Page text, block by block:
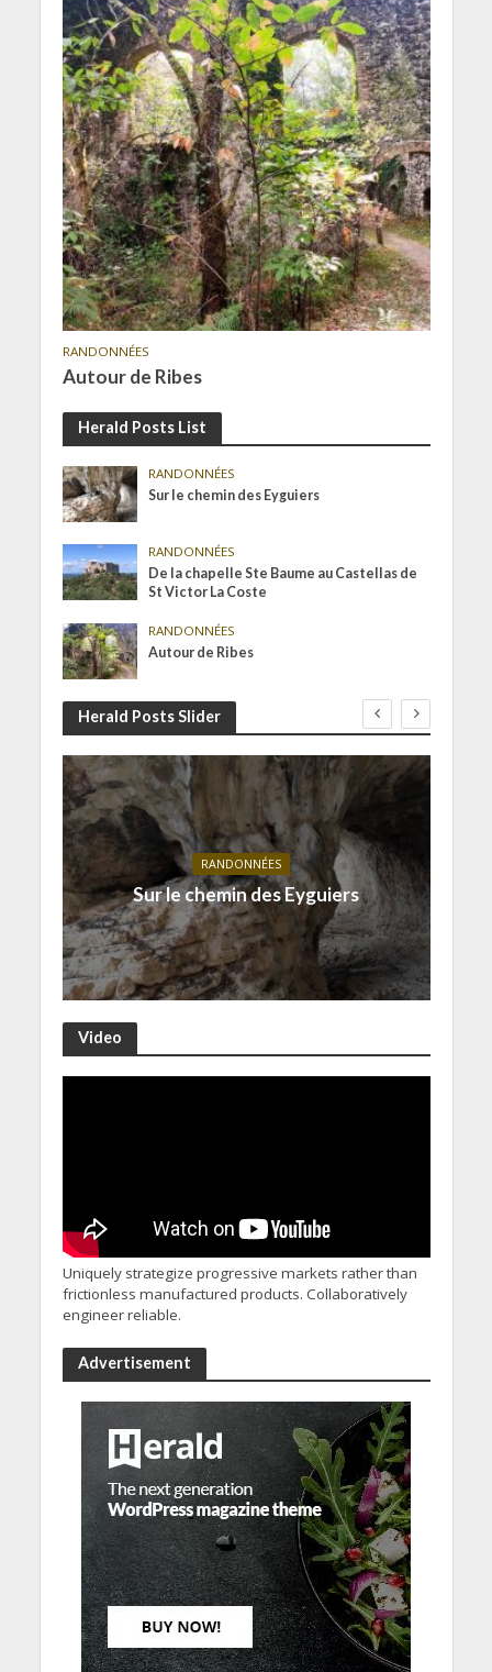
RANDONNÉES
Autour de Ribes
Herald Posts List
RANDONNÉES
Sur le chemin des Eyguiers
RANDONNÉES
De la chapelle Ste Baume au Castellas de
St Victor La Coste
RANDONNÉES
Autour de Ribes
Herald Posts Slider
RANDONNÉES
Sur le chemin des Eyguiers
Video
Uniquely strategize progressive markets rather than
frictionless manufactured products. Collaboratively
engineer reliable.
Advertisement